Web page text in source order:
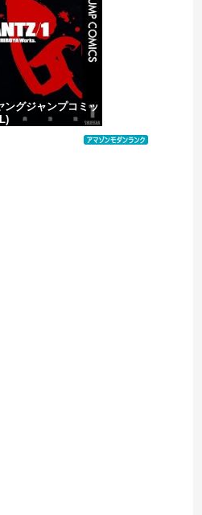
ン国民の怒り
ングジャンプコミッ
価格：¥100